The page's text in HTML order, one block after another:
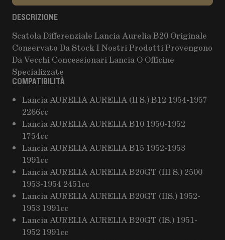
DESCRIZIONE
Scatola Differenziale Lancia Aurelia B20 Originale
Conservato Da Stock I Nostri Prodotti Provengono
Da Vecchi Concessionari Lancia O Officine
Specializzate
COMPATIBILITÀ
Lancia AURELIA AURELIA (Il S.) B12 1954-1957
2266cc
Lancia AURELIA AURELIA B10 1950-1952
1754cc
Lancia AURELIA AURELIA B15 1952-1953
1991cc
Lancia AURELIA AURELIA B20GT (III S.) 2500
1953-1954 2451cc
Lancia AURELIA AURELIA B20GT (IIS.) 1952-
1953 1991cc
Lancia AURELIA AURELIA B20GT (IS.) 1951-
1952 1991cc